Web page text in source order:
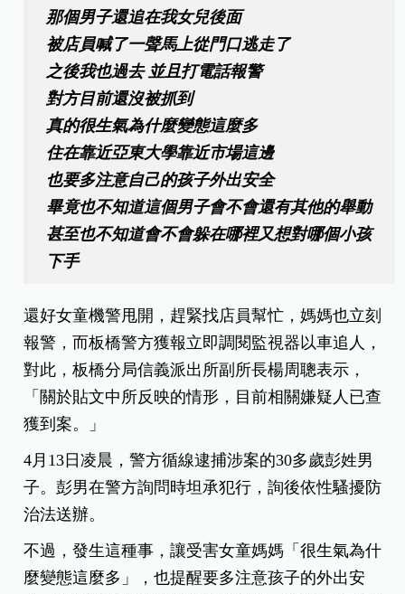
那個男子還追在我女兒後面
被店員喊了一聲馬上從門口逃走了
之後我也過去 並且打電話報警
對方目前還沒被抓到
真的很生氣為什麼變態這麼多
住在靠近亞東大學靠近市場這邊
也要多注意自己的孩子外出安全
畢竟也不知道這個男子會不會還有其他的舉動
甚至也不知道會不會躲在哪裡又想對哪個小孩
下手
還好女童機警甩開，趕緊找店員幫忙，媽媽也立刻
報警，而板橋警方獲報立即調閱監視器以車追人，
對此，板橋分局信義派出所副所長楊周聰表示，
「關於貼文中所反映的情形，目前相關嫌疑人已查
獲到案。」
4月13日凌晨，警方循線逮捕涉案的30多歲彭姓男
子。彭男在警方詢問時坦承犯行，詢後依性騷擾防
治法送辦。
不過，發生這種事，讓受害女童媽媽「很生氣為什
麼變態這麼多」，也提醒要多注意孩子的外出安